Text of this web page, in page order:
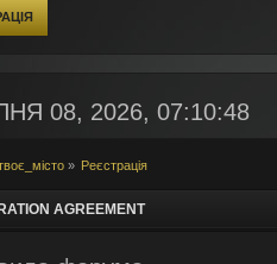
08, 2026, 07:10:48
» Реєстрація
AGREEMENT